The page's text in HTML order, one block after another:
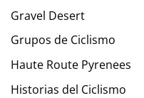
Gravel Desert
Grupos de Ciclismo
Haute Route Pyrenees
Historias del Ciclismo